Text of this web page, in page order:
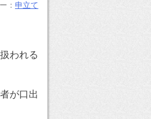
： 申立て
われる
が口出